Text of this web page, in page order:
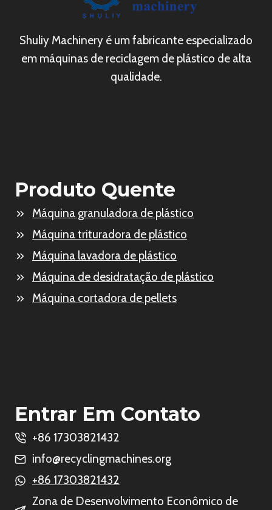
Shuliy Machinery é um fabricante especializado
em máquinas de reciclagem de plástico de alta
qualidade.
Produto Quente
Máquina granuladora de plástico
Máquina trituradora de plástico
Máquina lavadora de plástico
Máquina de desidratação de plástico
Máquina cortadora de pellets
Entrar Em Contato
+86 17303821432
info@recyclingmachines.org
+86 17303821432
Zona de Desenvolvimento Econômico de